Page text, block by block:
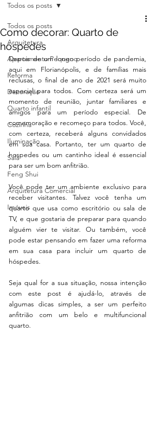
Todos os posts
Arquitetura
Apartamento Pequeno
Reforma
Decoração
Quarto infantil
Cozinha
Iluminação
Sala
Feng Shui
Arquitetura Comercial
Imóveis
Todos os posts
Como decorar: Quarto de
hóspedes
Depois de um longo período de pandemia,
aqui em Florianópolis, e de famílias mais
reclusas, o final de ano de 2021 será muito
especial para todos. Com certeza será um
momento de reunião, juntar familiares e
amigos para um período especial. De
comemoração e recomeço para todos. Você,
com certeza, receberá alguns convidados
em sua casa. Portanto, ter um quarto de
hospedes ou um cantinho ideal é essencial
para ser um bom anfitrião.
Você pode ter um ambiente exclusivo para
receber visitantes. Talvez você tenha um
quarto que usa como escritório ou sala de
TV, e que gostaria de preparar para quando
alguém vier te visitar. Ou também, você
pode estar pensando em fazer uma reforma
em sua casa para incluir um quarto de
hóspedes.
Seja qual for a sua situação, nossa intenção
com este post é ajudá-lo, através de
algumas dicas simples, a ser um perfeito
anfitrião com um belo e multifuncional
quarto.